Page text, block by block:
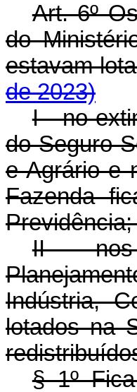
Art. 6º
do
estavam
de 2023)
I - no
do Seguro
e Agrário e
Fazenda
Previdência;
II - nos
Indústria,
lotados na
§ 1º